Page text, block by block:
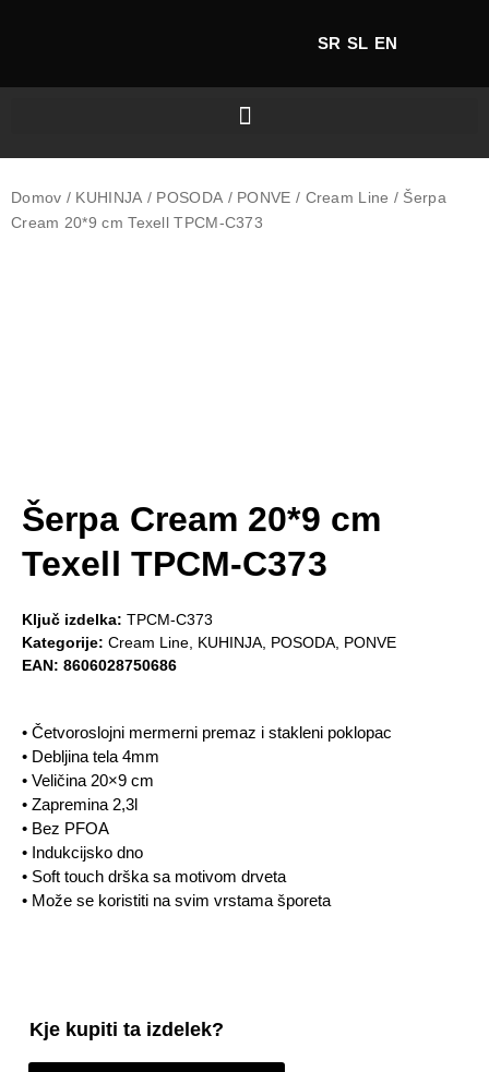
SR SL EN
Domov / KUHINJA / POSODA / PONVE / Cream Line / Šerpa
Cream 20*9 cm Texell TPCM-C373
Šerpa Cream 20*9 cm
Texell TPCM-C373
Ključ izdelka: TPCM-C373
Kategorije: Cream Line KUHINJA POSODA PONVE
EAN: 8606028750686
• Četvoroslojni mermerni premaz i stakleni poklopac
• Debljina tela 4mm
• Veličina 20×9 cm
• Zapremina 2,3l
• Bez PFOA
• Indukcijsko dno
• Soft touch drška sa motivom drveta
• Može se koristiti na svim vrstama šporeta
Kje kupiti ta izdelek?